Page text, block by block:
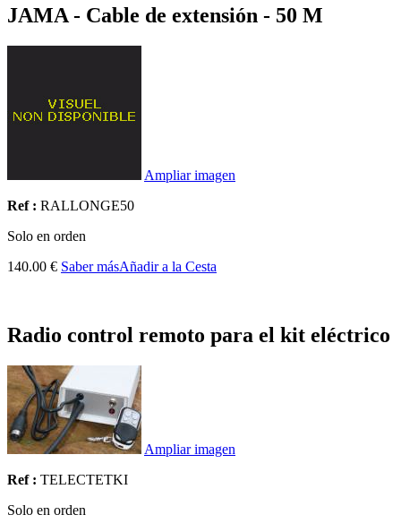
JAMA - Cable de extensión - 50 M
Ampliar imagen
Ref : RALLONGE50
Solo en orden
140.00 € Saber másAñadir a la Cesta
Radio control remoto para el kit eléctrico
Ampliar imagen
Ref : TELECTETKI
Solo en orden